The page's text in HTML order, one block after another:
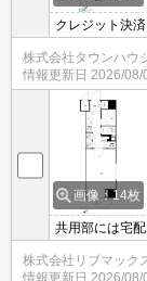
クレジット決
件もまとめて
株式会社タウンハウ
情報更新日 2026/08/
画像：14枚
共用部には宅
とても充実し
富に揃ってお
株式会社リブマック
情報更新日 2026/08/